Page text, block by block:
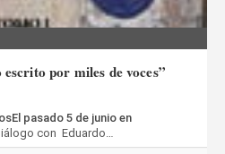
por miles de voces”
pasado 5 de junio en
con Eduardo…